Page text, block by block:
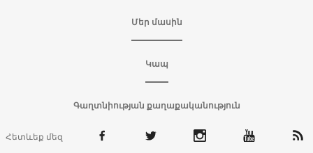
Մեր մասին
Կապ
Գաղտնիության քաղաքականություն
Հետևեք մեզ